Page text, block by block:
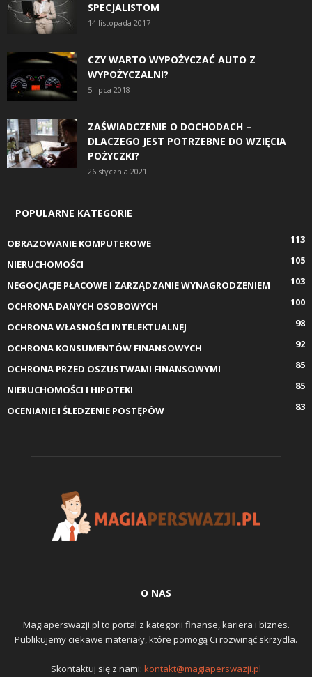
SPECJALISTOM
14 listopada 2017
CZY WARTO WYPOŻYCZAĆ AUTO Z
WYPOŻYCZALNI?
5 lipca 2018
ZAŚWIADCZENIE O DOCHODACH –
DLACZEGO JEST POTRZEBNE DO WZIĘCIA
POŻYCZKI?
26 stycznia 2021
POPULARNE KATEGORIE
OBRAZOWANIE KOMPUTEROWE
113
NIERUCHOMOŚCI
105
NEGOCJACJE PŁACOWE I ZARZĄDZANIE WYNAGRODZENIEM
103
OCHRONA DANYCH OSOBOWYCH
100
OCHRONA WŁASNOŚCI INTELEKTUALNEJ
98
OCHRONA KONSUMENTÓW FINANSOWYCH
92
OCHRONA PRZED OSZUSTWAMI FINANSOWYMI
85
NIERUCHOMOŚCI I HIPOTEKI
85
OCENIANIE I ŚLEDZENIE POSTĘPÓW
83
O NAS
Magiaperswazji.pl to portal z kategorii finanse, kariera i biznes.
Publikujemy ciekawe materiały, które pomogą Ci rozwinąć skrzydła.
Skontaktuj się z nami: kontakt@magiaperswazji.pl